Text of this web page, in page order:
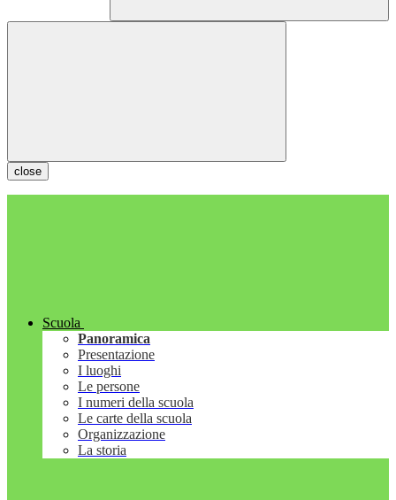
close
Scuola
Panoramica
Presentazione
I luoghi
Le persone
I numeri della scuola
Le carte della scuola
Organizzazione
La storia